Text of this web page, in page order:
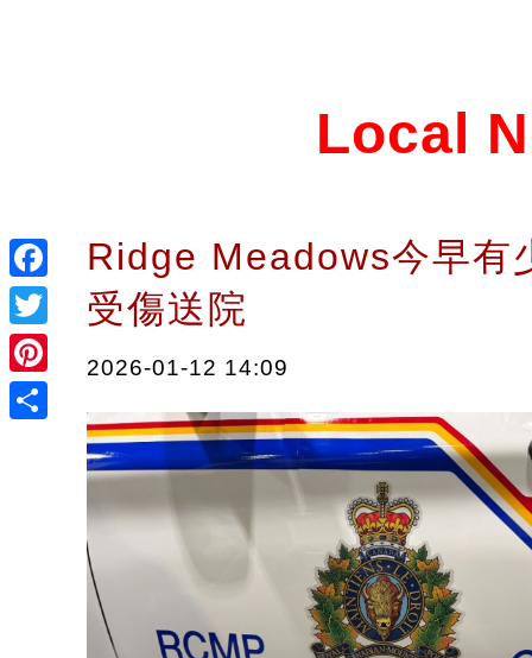
Facebook
Twitter
Pinterest
Local
Ridge Meadows今早有
受傷送院
2026-01-12 14:09